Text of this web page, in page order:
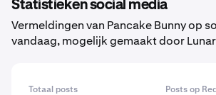
Statistieken social media
Vermeldingen van Pancake Bunny op
vandaag, mogelijk gemaakt door
Totaal posts Posts op